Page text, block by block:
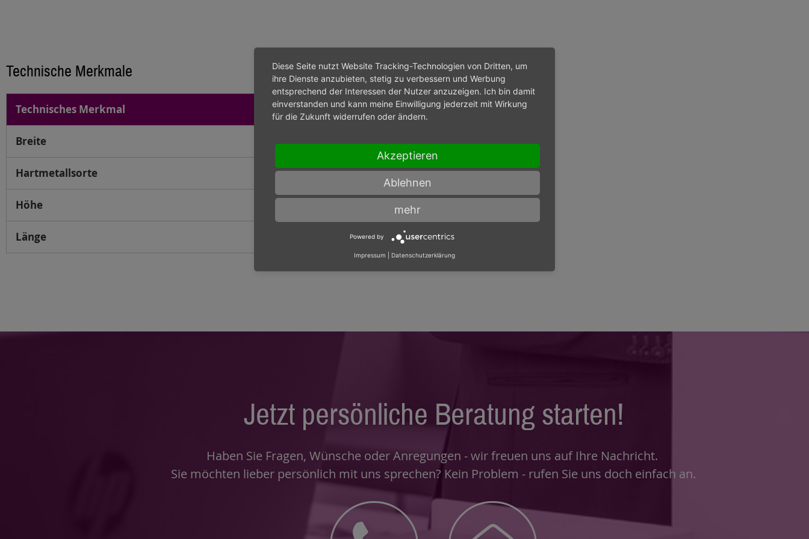
Technische Merkmale
Technisches Merkmal Wert
Breite 5,2
Hartmetallsorte K-40UF
Höhe
Länge
Jetzt persönliche Beratung starten!
Haben Sie Fragen, Wünsche oder Anregungen - wir freuen uns auf Ihre Nachricht.
Sie möchten lieber persönlich mit uns sprechen? Kein Problem - rufen Sie uns doch einfach an.
Diese Seite nutzt Website Tracking-Technologien von Dritten, um
ihre Dienste anzubieten, stetig zu verbessern und Werbung
entsprechend der Interessen der Nutzer anzuzeigen. Ich bin damit
einverstanden und kann meine Einwilligung jederzeit mit Wirkung
für die Zukunft widerrufen oder ändern.
Akzeptieren
Ablehnen
mehr
Powered by
Impressum Datenschutzerklärung